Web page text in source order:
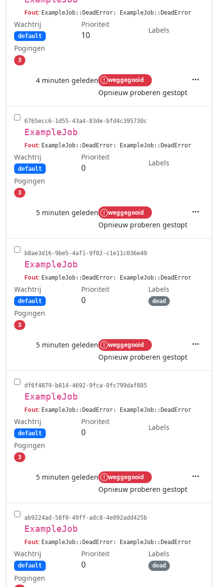
Fout: ExampleJob::DeadError: ExampleJob::DeadError
Wachtrij
default
Prioriteit
10
Labels
Pogingen
3
4 minuten geleden weggegooid
Opnieuw proberen gestopt
Acties
6765ecc6-1d55-43a4-83de-bfd4c395730c
ExampleJob
Fout: ExampleJob::DeadError: ExampleJob::DeadError
Wachtrij
default
Prioriteit
0
Labels
Pogingen
3
5 minuten geleden weggegooid
Opnieuw proberen gestopt
b8ae3d16-9be5-4af1-9f02-c1e11c036e49
ExampleJob
Fout: ExampleJob::DeadError: ExampleJob::DeadError
Wachtrij
default
Prioriteit
0
Labels
dead
Pogingen
3
5 minuten geleden weggegooid
Opnieuw proberen gestopt
df6f4879-b814-4692-9fca-0fc799daf885
ExampleJob
Fout: ExampleJob::DeadError: ExampleJob::DeadError
Wachtrij
default
Prioriteit
0
Labels
Pogingen
3
5 minuten geleden weggegooid
Opnieuw proberen gestopt
ab9224ad-58f0-49ff-adc8-4e092add425b
ExampleJob
Fout: ExampleJob::DeadError: ExampleJob::DeadError
Wachtrij
default
Prioriteit
0
Labels
dead
Pogingen